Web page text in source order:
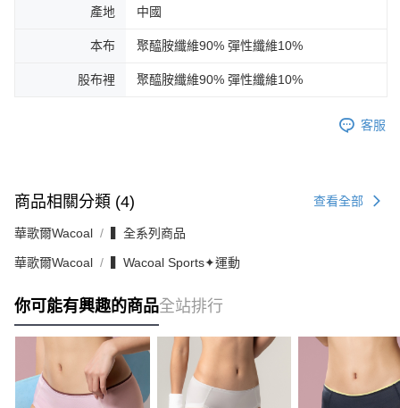
產地 中國
本布 聚醯胺纖維90% 彈性纖維10%
股布裡 聚醯胺纖維90% 彈性纖維10%
客服
商品相關分類 (4) 查看全部
華歌爾Wacoal ▍全系列商品
華歌爾Wacoal ▍Wacoal Sports✦運動
你可能有興趣的商品全站排行